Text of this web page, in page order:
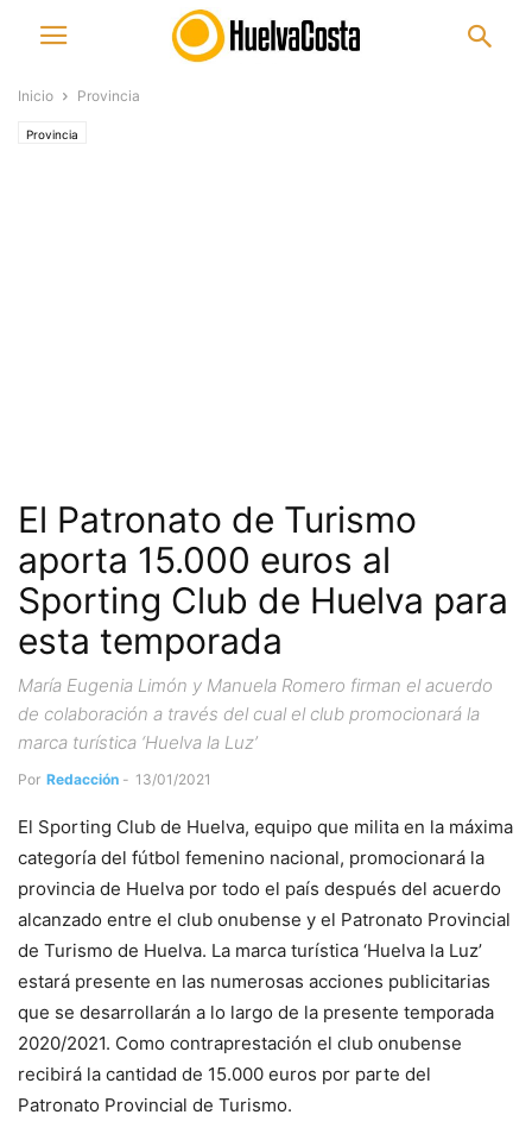
Inicio Provincia
Provincia
El Patronato de Turismo
aporta 15.000 euros al
Sporting Club de Huelva para
esta temporada
María Eugenia Limón y Manuela Romero firman el acuerdo
de colaboración a través del cual el club promocionará la
marca turística ‘Huelva la Luz’
Por Redacción - 13/01/2021
El Sporting Club de Huelva, equipo que milita en la máxima
categoría del fútbol femenino nacional, promocionará la
provincia de Huelva por todo el país después del acuerdo
alcanzado entre el club onubense y el Patronato Provincial
de Turismo de Huelva. La marca turística ‘Huelva la Luz’
estará presente en las numerosas acciones publicitarias
que se desarrollarán a lo largo de la presente temporada
2020/2021. Como contraprestación el club onubense
recibirá la cantidad de 15.000 euros por parte del
Patronato Provincial de Turismo.